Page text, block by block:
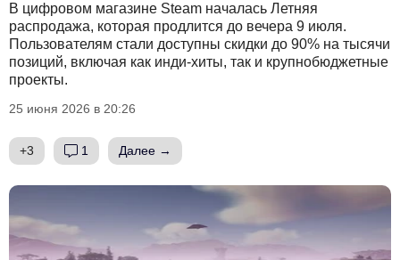
В цифровом магазине Steam началась Летняя
распродажа, которая продлится до вечера 9 июля.
Пользователям стали доступны скидки до 90% на тысячи
позиций, включая как инди-хиты, так и крупнобюджетные
проекты.
25 июня 2026 в 20:26
+3 1 Далее →